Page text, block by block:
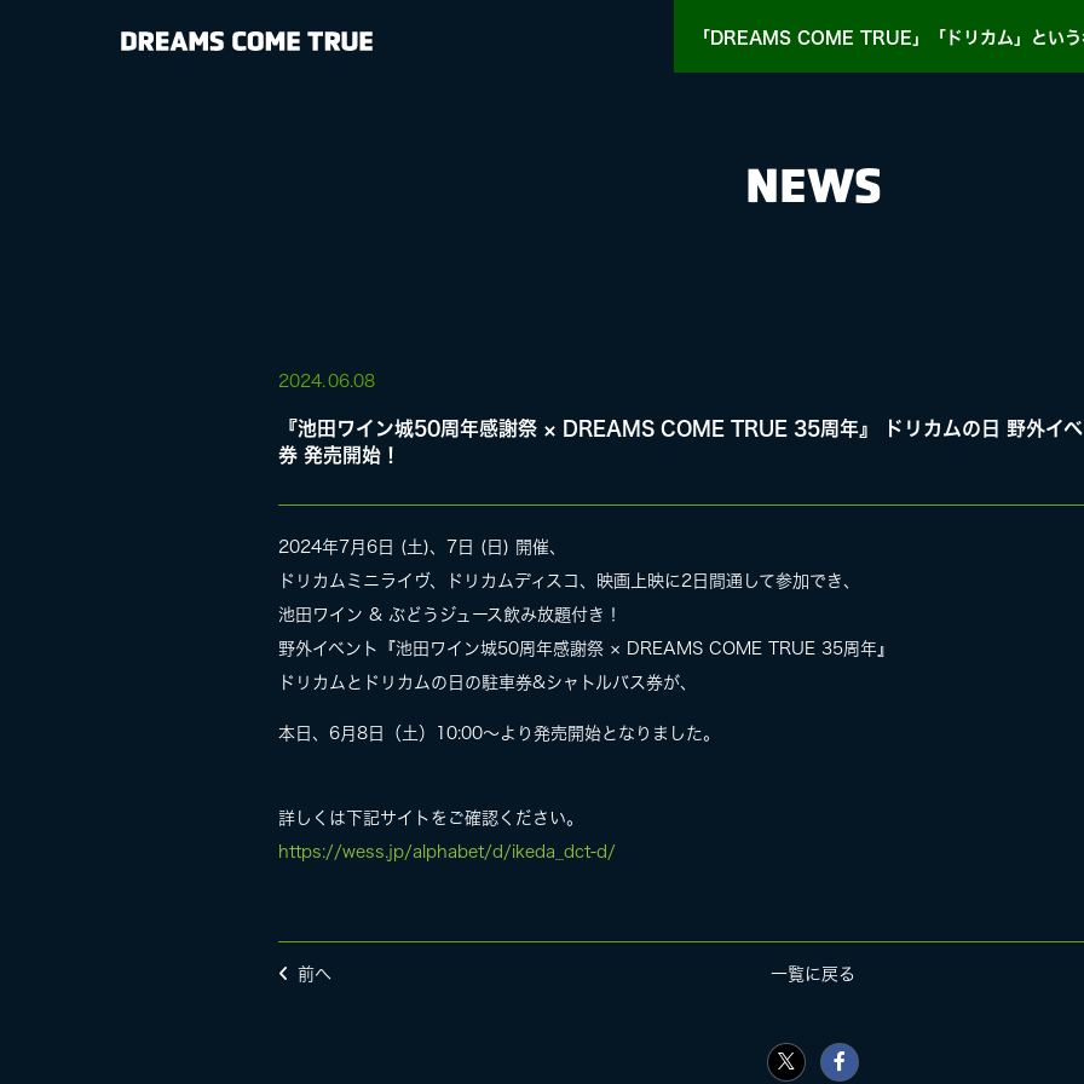
「DREAMS COME TRUE」「ドリカム」 とい
LIVE
SPECIAL SITE
NEWS
2024. 06.08
『池田ワイン城50周年感謝祭 × DREAMS COME TRUE 35周年』 ドリカムの日 野外イ
券 発売開始！
2024年7月6日 (土)、7日 (日) 開催、
ドリカムミニライヴ、ドリカムディスコ、映画上映に2日間通して参加でき、
池田ワイン & ぶどうジュース飲み放題付き！
野外イベント『池田ワイン城50周年感謝祭 × DREAMS COME TRUE 35周年』
ドリカムとドリカムの日の駐車券&シャトルバス券が、
本日、6月8日（土）10:00〜より発売開始となりました。
詳しくは下記サイトをご確認ください。
https://wess.jp/alphabet/d/ikeda_dct-d/
前へ 一覧に戻る